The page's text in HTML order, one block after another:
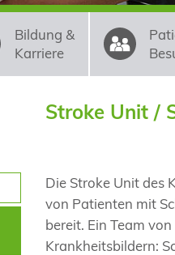
Bildung &
Karriere
Stroke Unit /
Die Stroke Unit des
von Patienten mit
bereit. Ein Team
Krankheitsbildern: